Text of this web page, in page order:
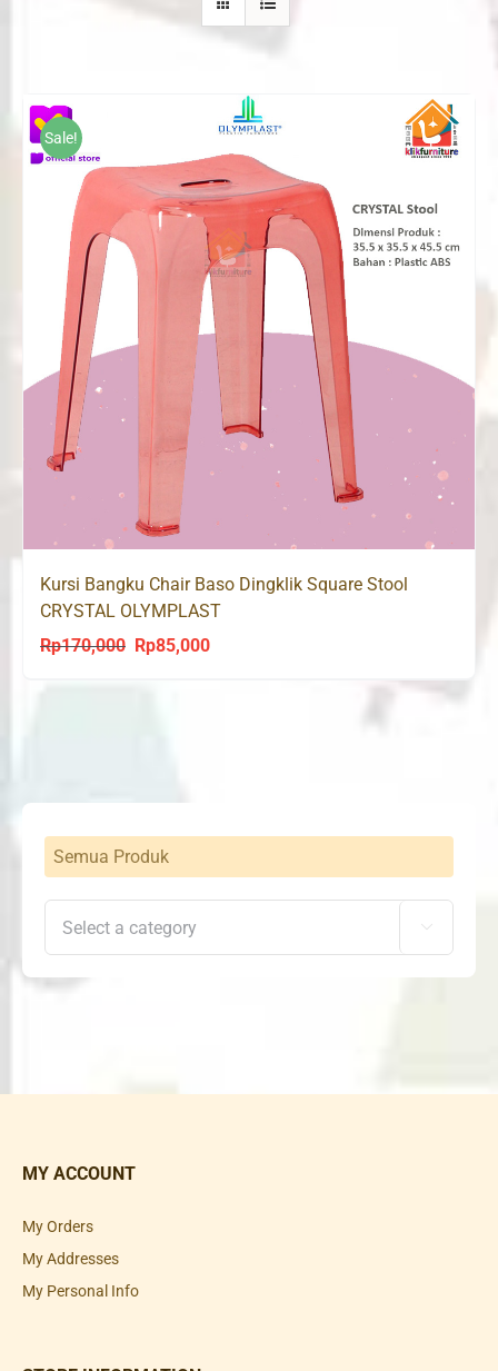
Sale!
Kursi Bangku Chair Baso Dingklik Square Stool
CRYSTAL OLYMPLAST
Rp170,000
Original
Rp85,000Current
Semua Produk

MY ACCOUNT
My Orders
My Addresses
My Personal Info